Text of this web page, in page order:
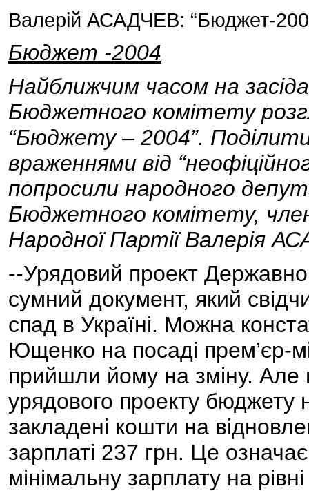
Валерій АСАДЧЕВ: “Бюджет-
Бюджет -2004
Найближчим часом на
Бюджетного комітету
“Бюджету – 2004”.
враженнями від
попросили народного
Бюджетного комітету,
Народної Партії Валерія
--Урядовий проект
сумний документ, який
спад в Україні. Можна
Ющенко на посаді прем’єр-
прийшли йому на зміну. Але
урядового проекту бюджету
закладені кошти на
зарплаті 237 грн. Це
мінімальну зарплату на